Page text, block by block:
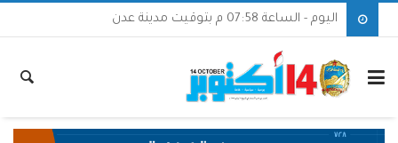
اليوم - الساعة 07:58 م بتوقيت مدينة عدن